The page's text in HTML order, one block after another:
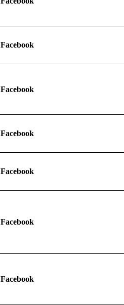
Facebook
Facebook
Facebook
Facebook
Facebook
Facebook